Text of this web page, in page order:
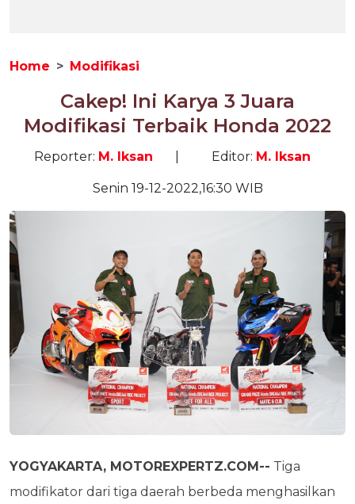
Home Modifikasi
Cakep! Ini Karya 3 Juara
Modifikasi Terbaik Honda 2022
Reporter: M. Iksan Editor: M. Iksan
Senin 19-12-2022,16:30 WIB
YOGYAKARTA, MOTOREXPERTZ.COM-- Tiga
modifikator dari tiga daerah berbeda menghasilkan